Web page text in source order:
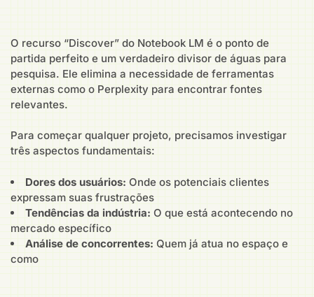
O recurso “Discover” do Notebook LM é o ponto de
partida perfeito e um verdadeiro divisor de águas para
pesquisa. Ele elimina a necessidade de ferramentas
externas como o Perplexity para encontrar fontes
relevantes.
Para começar qualquer projeto, precisamos investigar
três aspectos fundamentais:
Dores dos usuários: Onde os potenciais clientes
expressam suas frustrações
Tendências da indústria: O que está acontecendo no
mercado específico
Análise de concorrentes: Quem já atua no espaço e
como